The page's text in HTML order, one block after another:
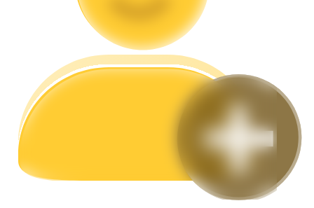
Guia para iniciantes em futuros
Estratégias de negociação